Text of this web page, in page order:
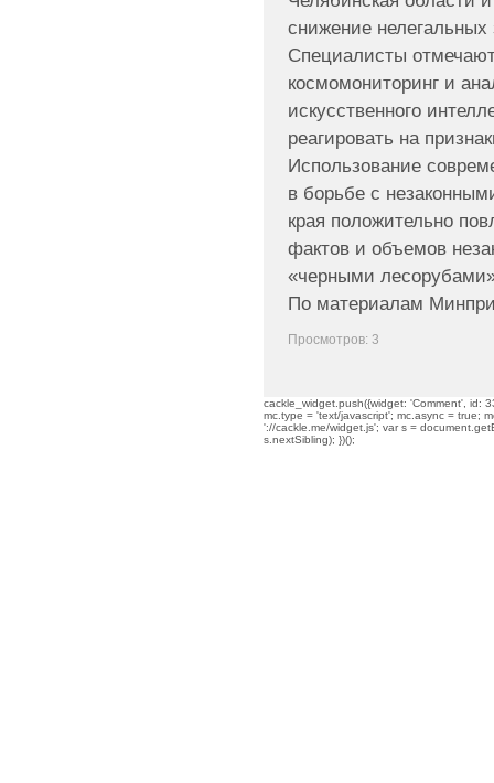
снижение нелегальных
Специалисты
космомониторинг и
искусственного
реагировать на
Использование
в борьбе с
края положительно
фактов и объемов
«черными
По материалам
Просмотров: 3
cackle_widget.push({widget: 'Comment', id:
mc.type = 'text/javascript'; mc.async = true;
'://cackle.me/widget.js'; var s =
s.nextSibling); })();